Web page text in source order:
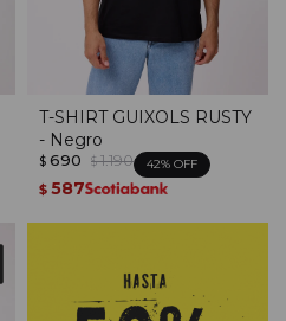
T-SHIRT GUIXOLS RUSTY
- Negro
$ 690 $ 1.190 42
$ 587